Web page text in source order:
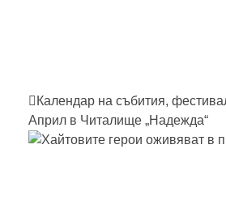
Календар на събития,
Април в Читалище „Надежда“